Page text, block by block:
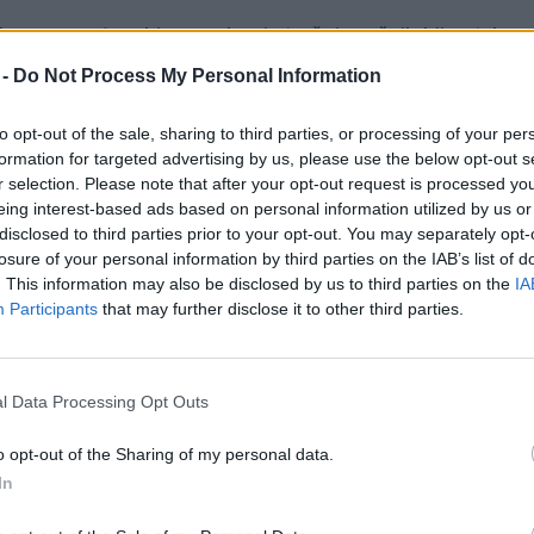
Do Not Process My Personal Information
opt-out of the sale, sharing to third parties, or processing of your
for targeted advertising by us, please use the below opt-out
selection. Please note that after your opt-out request is processed
interest-based ads based on personal information utilized by us
to third parties prior to your opt-out. You may separately
of your personal information by third parties on the IAB’s list of
This information may also be disclosed by us to third parties on the
Participants that may further disclose it to other third parties.
Data Processing Opt Outs
opt-out of the Sharing of my personal data.
centra, kjer so skozi strešni zračnik klimatske
strelovodaspustili skozi cev zračnika in tako prišli
odtujili. Po doslej zbranih podatkih pa so z
škode.